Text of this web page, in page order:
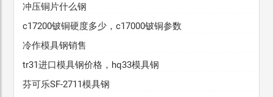
冲压铜片什么钢
c17200铍铜硬度多少，c17000铍铜参数
冷作模具钢销售
tr31进口模具钢价格，hq33模具钢
芬可乐SF-2711模具钢